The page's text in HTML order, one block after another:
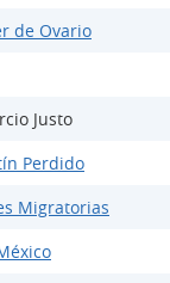
de Ovario
Justo
Perdido
Migratorias